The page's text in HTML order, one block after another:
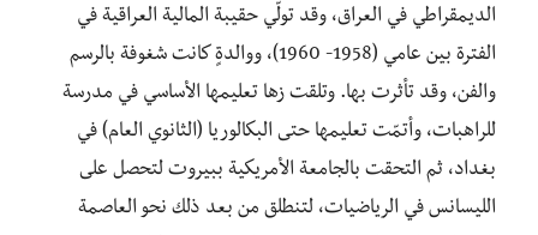
الديمقراطي في العراق، وقد تولّي حقيبة المالية العراقية في
الفترة بين عامي (1958- 1960)، ووالدةٍ كانت شغوفة بالرسم
والفن، وقد تأثرت بها. وتلقت زها تعليمها الأساسي في مدرسة
للراهبات، وأتمّت تعليمها حتى البكالوريا (الثانوي العام) في
بغداد، ثم التحقت بالجامعة الأمريكية ببيروت لتحصل على
الليسانس في الرياضيات، لتنطلق من بعد ذلك نحو العاصمة